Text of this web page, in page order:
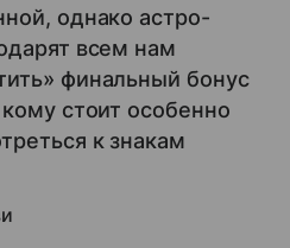
однако астро-
всем нам
финальный бонус
стоит особенно
к знакам